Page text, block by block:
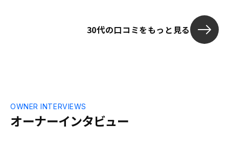
ット、デメリットを分かりやすく説明して
本の物件や海外の物件などもご紹介いただ
きたいです。
30代の口コミをもっと見る
オーナーインタビュー
OWNER INTERVIEWS